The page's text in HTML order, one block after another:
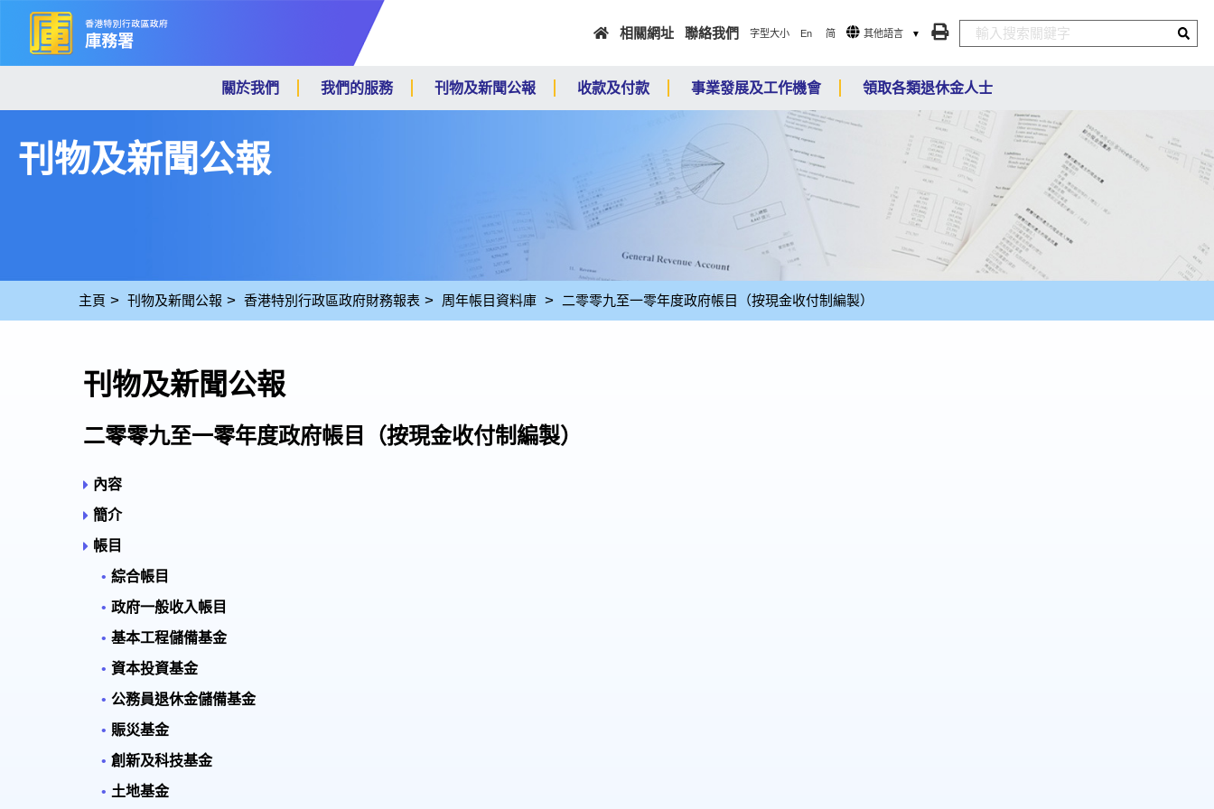
相關網址
聯絡我們 字型大小 En 简 其他語言
關於我們 我們的服務 刊物及新聞公報 收款及付款 事業發展及工作機會 領取各類退休金人士
刊物及新聞公報
主頁 刊物及新聞公報 香港特別行政區政府財務報表 周年帳目資料庫 二零零九至一零年度政府帳目（按現金收付制編製）
刊物及新聞公報
二零零九至一零年度政府帳目（按現金收付制編製）
內容
簡介
帳目
綜合帳目
政府一般收入帳目
基本工程儲備基金
資本投資基金
公務員退休金儲備基金
賑災基金
創新及科技基金
土地基金